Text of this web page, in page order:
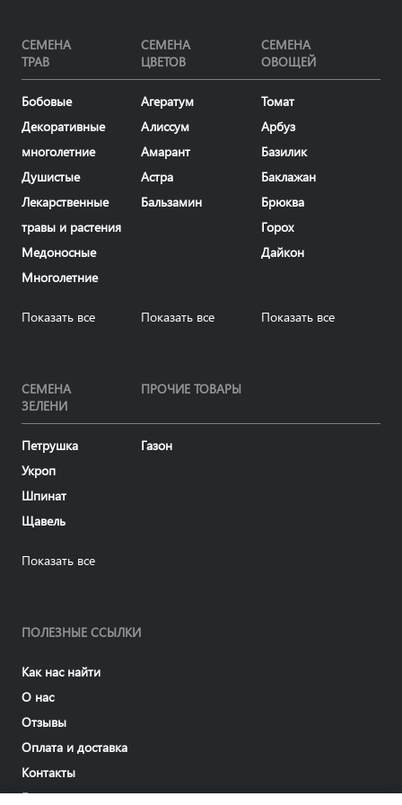
СЕМЕНА
ТРАВ
СЕМЕНА
ЦВЕТОВ
СЕМЕНА
ОВОЩЕЙ
Бобовые
Декоративные
многолетние
Душистые
Лекарственные
травы и растения
Медоносные
Многолетние
Показать все
Агератум
Алиссум
Амарант
Астра
Бальзамин
Показать все
Томат
Арбуз
Базилик
Баклажан
Брюква
Горох
Дайкон
Показать все
СЕМЕНА
ЗЕЛЕНИ
ПРОЧИЕ ТОВАРЫ
Петрушка
Укроп
Шпинат
Щавель
Показать все
Газон
ПОЛЕЗНЫЕ ССЫЛКИ
Как нас найти
О нас
Отзывы
Оплата и доставка
Контакты
Блог